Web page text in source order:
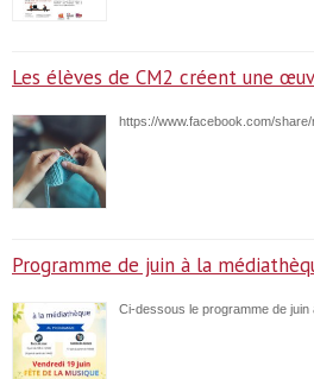
Les élèves de CM2 créent une
https://www.facebook.com/
Programme de juin à la
Ci-dessous le programme de juin